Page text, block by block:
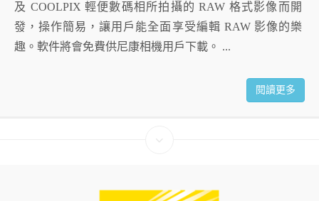
及 COOLPIX 輕便數碼相所拍攝的 RAW 格式影像而開
發，操作簡易，讓用戶能全面享受編輯 RAW 影像的樂
趣。軟件將會免費供尼康相機用戶下載。 ...
閱讀更多